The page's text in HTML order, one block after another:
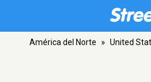
América del Norte » United